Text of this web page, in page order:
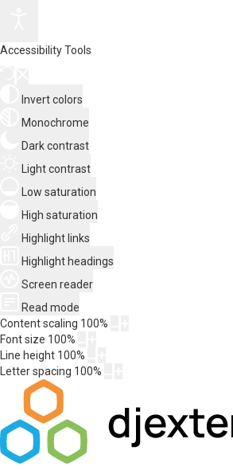
Accessibility Tools
Invert colors
Monochrome
Dark contrast
Light contrast
Low saturation
High saturation
Highlight links
Highlight headings
Screen reader
Read mode
Content scaling 100%
Font size 100%
Line height 100%
Letter spacing 100%